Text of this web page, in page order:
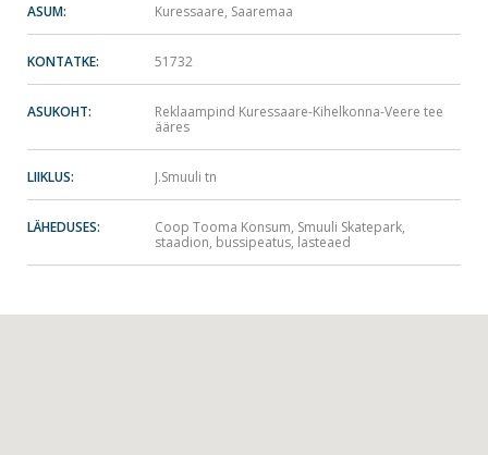
ASUM: Kuressaare, Saaremaa
KONTATKE: 51732
ASUKOHT:
Reklaampind Kuressaare-Kihelkonna-Veere tee
ääres
LIIKLUS: J.Smuuli tn
LÄHEDUSES:
Coop Tooma Konsum, Smuuli Skatepark,
staadion, bussipeatus, lasteaed